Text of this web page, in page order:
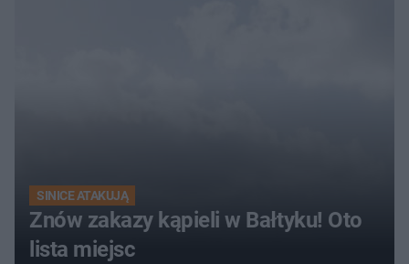
SINICE ATAKUJĄ
Znów zakazy kąpieli w Bałtyku! Oto
lista miejsc